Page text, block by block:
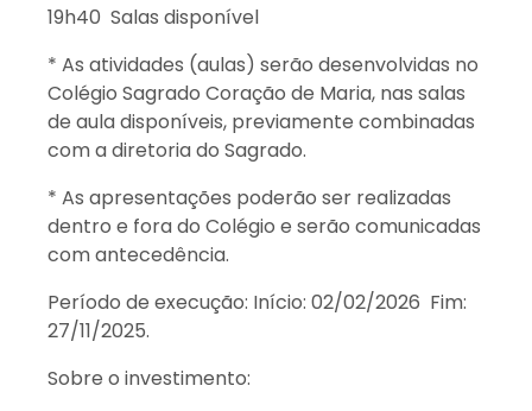
19h40 Salas disponível
* As atividades (aulas) serão desenvolvidas no
Colégio Sagrado Coração de Maria, nas salas
de aula disponíveis, previamente combinadas
com a diretoria do Sagrado.
* As apresentações poderão ser realizadas
dentro e fora do Colégio e serão comunicadas
com antecedência.
Período de execução: Início: 02/02/2026 Fim:
27/11/2025.
Sobre o investimento: